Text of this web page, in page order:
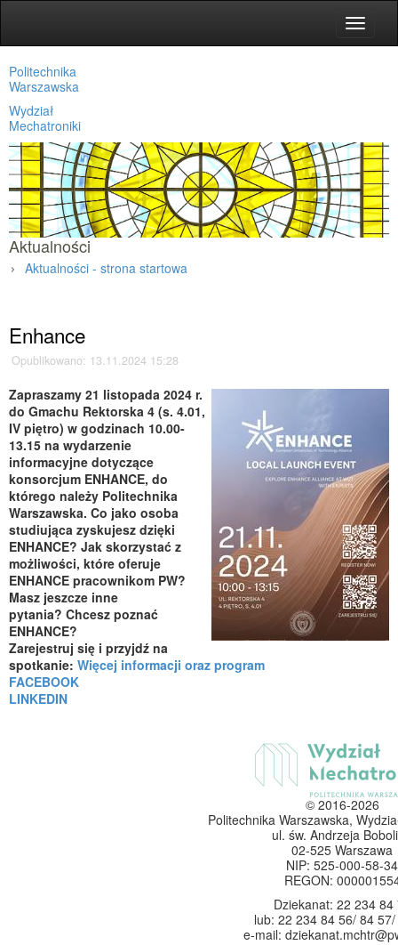
Toggle
Politechnika
Warszawska
Wydział
Mechatroniki
Aktualności
Aktualności - strona startowa
Enhance
Opublikowano: 13.11.2024 15:28
Zapraszamy 21 listopada 2024 r.
do Gmachu Rektorska 4 (s. 4.01,
IV piętro) w godzinach 10.00-
13.15 na wydarzenie
informacyjne dotyczące
konsorcjum ENHANCE, do
którego należy Politechnika
Warszawska. Co jako osoba
studiująca zyskujesz dzięki
ENHANCE? Jak skorzystać z
możliwości, które oferuje
ENHANCE pracownikom PW?
Masz jeszcze inne
pytania? Chcesz poznać
ENHANCE?
Zarejestruj się i przyjdź na
spotkanie: Więcej informacji oraz program
FACEBOOK
LINKEDIN
© 2016-2026
Politechnika Warszawska,
ul. św. Andrzeja
02-525 Warszawa
NIP: 525-000-58-34
REGON:
Dziekanat: 22 234 84
lub: 22 234 84 56/ 84
e-mail: